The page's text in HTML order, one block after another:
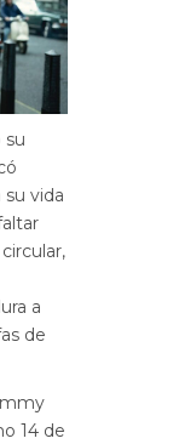
su
vida
a
de
14 de